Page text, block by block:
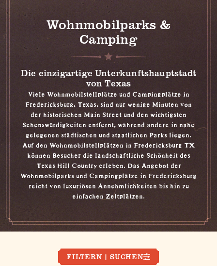
Wohnmobilparks &
Camping
Die einzigartige Unterkunftshauptstadt
von Texas
Viele Wohnmobilstellplätze und Campingplätze in
Fredericksburg, Texas, sind nur wenige Minuten von
der historischen Main Street und den wichtigsten
Sehenswürdigkeiten entfernt, während andere in nahe
gelegenen städtischen und staatlichen Parks liegen.
Auf den Wohnmobilstellplätzen in Fredericksburg TX
können Besucher die landschaftliche Schönheit des
Texas Hill Countryerleben. Das Angebot der
Wohnmobilparks und Campingplätze in Fredericksburg
reicht von luxuriösen Annehmlichkeiten bis hin zu
einfachen Zeltplätzen.
FILTERN | SUCHEN